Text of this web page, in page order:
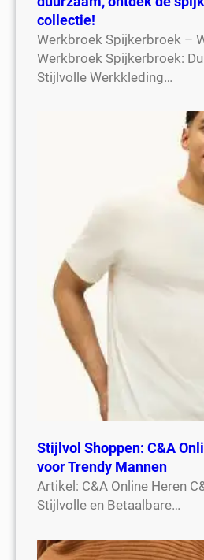
collectie!
Werkbroek Spijkerbroek –
Werkbroek Spijkerbroek:
Stijlvolle Werkkleding…
Stijlvol Shoppen: C&A
voor Trendy Mannen
Artikel: C&A Online Heren
Stijlvolle en Betaalbare…